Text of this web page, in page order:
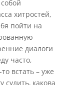
хитростей,
пойти на
диалоги
часто,
встать – уже
судить, какова